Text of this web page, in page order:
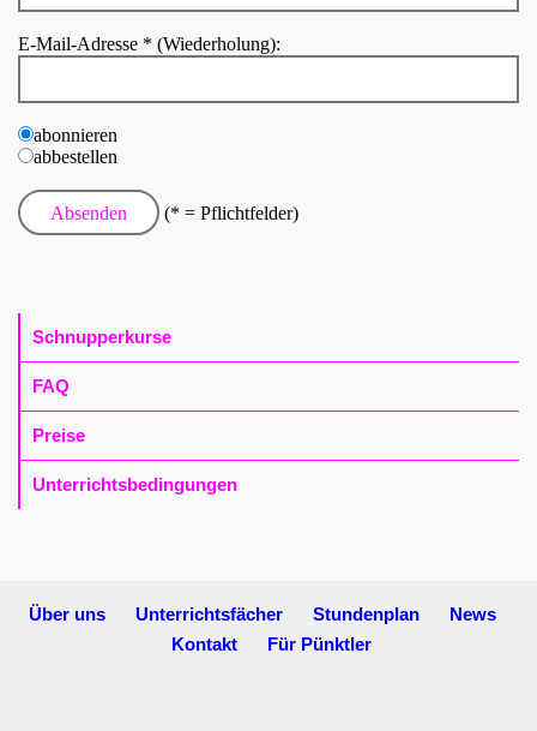
E-Mail-Adresse * (Wiederholung):
abonnieren
abbestellen
(* = Pflichtfelder)
Schnupperkurse
FAQ
Preise
Unterrichtsbedingungen
Über uns Unterrichtsfächer Stundenplan
News
Kontakt
Für Pünktler